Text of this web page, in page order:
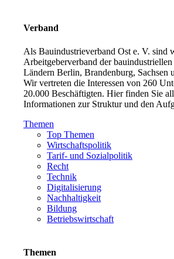
Verband
Als Bauindustrieverband Ost e. V. sind
Arbeitgeberverband der
Ländern Berlin, Brandenburg, Sachsen
Wir vertreten die Interessen von 260
20.000 Beschäftigten. Hier finden Sie
Informationen zur Struktur und den
Themen
Top Themen
Wirtschaftspolitik
Tarif- und Sozialpolitik
Recht
Technik
Digitalisierung
Nachhaltigkeit
Bildung
Betriebswirtschaft
Themen